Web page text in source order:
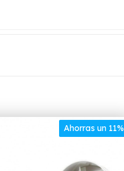
Ahorras un 11%